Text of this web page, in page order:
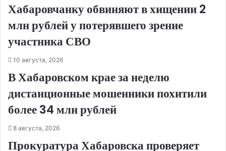
Хабаровчанку обвиняют в хищении 2
млн рублей у потерявшего зрение
участника СВО
10 августа, 2026
В Хабаровском крае за неделю
дистанционные мошенники похитили
более 34 млн рублей
8 августа, 2026
Прокуратура Хабаровска проверяет